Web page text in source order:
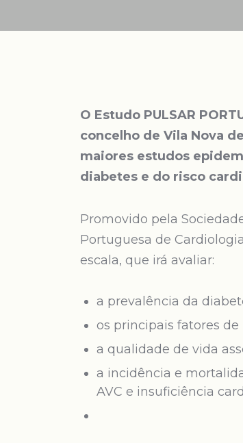
O Estudo PULSAR
concelho de Vila Nova
maiores estudos
diabetes e do risco
Promovido pela
Portuguesa de
escala, que irá avaliar:
a prevalência da
os principais fatores de
a qualidade de vida
a incidência e
AVC e insuficiência